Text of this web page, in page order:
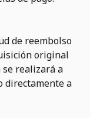
de reembolso
original
realizará a
directamente a